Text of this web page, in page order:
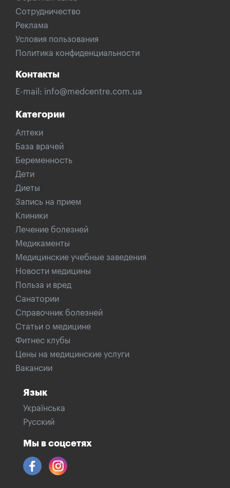
Сотрудничество
Реклама
Условия пользования
Политика конфиденциальности
Контакты
E-mail: info@medcentre.com.ua
Категории
Аптеки
База врачей
Беременность
Дети
Диеты
Запись на прием
Клиники
Лечение болезней
Медикаменты
Медицинские учебные заведения
Новости медицины
Польза и вред
Санатории
Справочник болезней
Статьи о медицине
Фитнес клубы
Цены на медицинские услуги
Вакансии
Язык
Українська
Русский
Мы в соцсетях